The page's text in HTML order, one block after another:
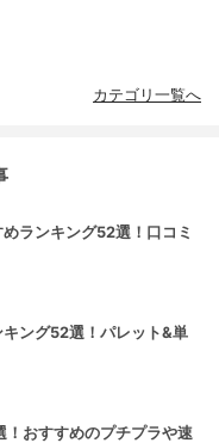
カテゴリ一覧へ
ランキング52選！口コミ
ング52選！パレット&単
おすすめのプチプラや速